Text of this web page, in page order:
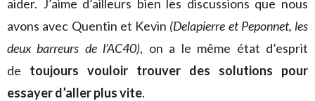
aider. J’aime d’ailleurs bien les discussions que nous
avons avec Quentin et Kevin (Delapierre et Peponnet, les
deux barreurs de l’AC40), on a le même état d’esprit
de toujours vouloir trouver des solutions pour
essayer d’aller plus vite.